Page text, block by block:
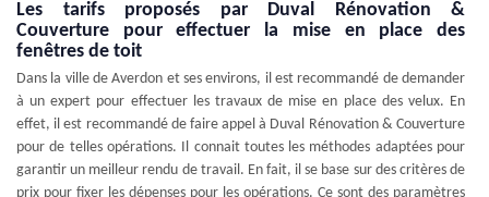
Les tarifs proposés par Duval Rénovation &
Couverture pour effectuer la mise en place des
fenêtres de toit
Dans la ville de Averdon et ses environs, il est recommandé de demander
à un expert pour effectuer les travaux de mise en place des velux. En
effet, il est recommandé de faire appel à Duval Rénovation & Couverture
pour de telles opérations. Il connait toutes les méthodes adaptées pour
garantir un meilleur rendu de travail. En fait, il se base sur des critères de
prix pour fixer les dépenses pour les opérations. Ce sont des paramètres